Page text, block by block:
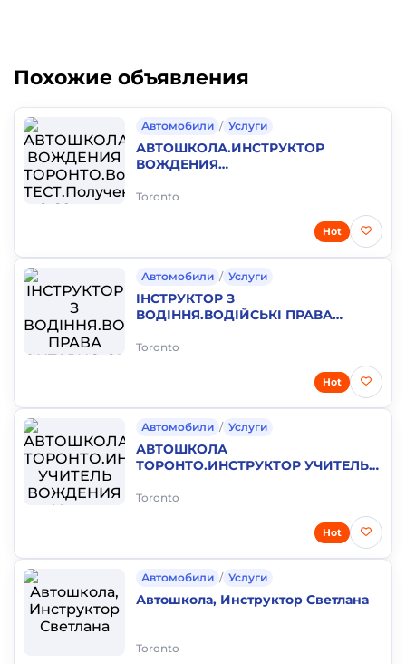
Похожие объявления
Автомобили / Услуги
АВТОШКОЛА.ИНСТРУКТОР
ВОЖДЕНИЯ
ТЕСТ.Получение G G2 прав
Toronto
Hot
Автомобили / Услуги
ІНСТРУКТОР З
ВОДІННЯ.ВОДIЙСЬКI ПРАВА
GG2.Тест на права Канада.Вчитель
Toronto
Hot
Автомобили / Услуги
АВТОШКОЛА
ТОРОНТО.ИНСТРУКТОР УЧИТЕЛЬ
Вождения Авто.
Toronto
Hot
Автомобили / Услуги
Автошкола, Инструктор Светлана
Toronto